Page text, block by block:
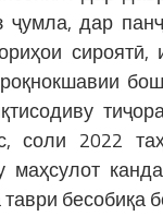
ҷумла, дар
сироятӣ,
соли 2022
маҳсулот
бесобиқа